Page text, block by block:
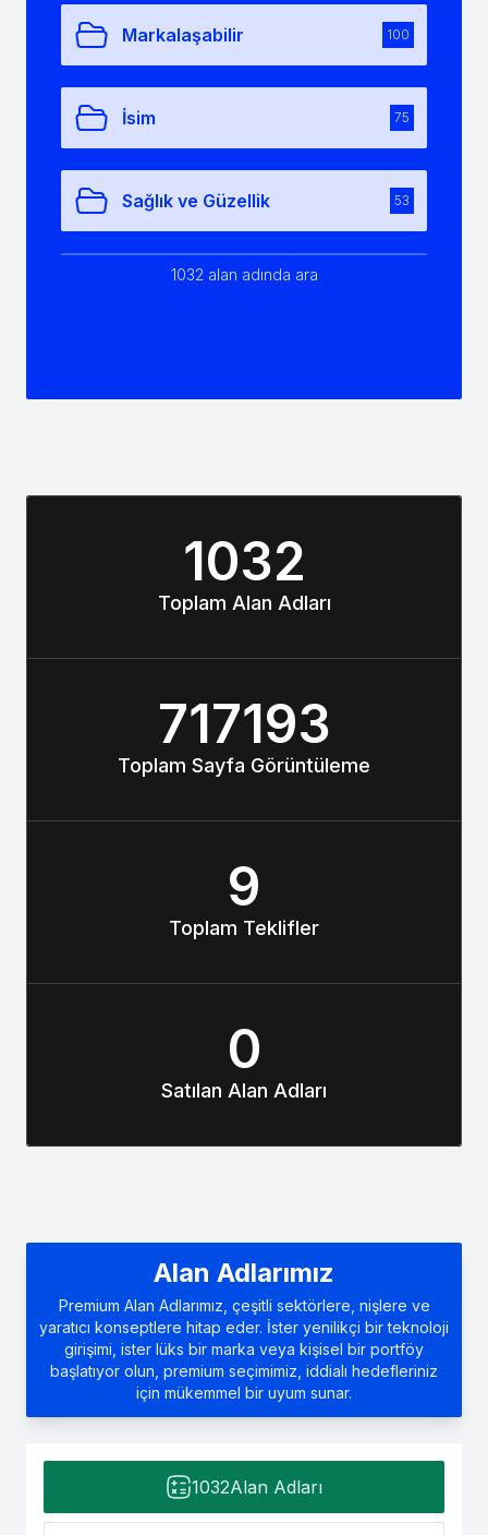
Markalaşabilir 100
İsim 75
Sağlık ve Güzellik 53
1032 alan adında ara
1032
Toplam Alan Adları
717193
Toplam Sayfa Görüntüleme
9
Toplam Teklifler
0
Satılan Alan Adları
Alan Adlarımız
Premium Alan Adlarımız, çeşitli sektörlere, nişlere ve
yaratıcı konseptlere hitap eder. İster yenilikçi bir teknoloji
girişimi, ister lüks bir marka veya kişisel bir portföy
başlatıyor olun, premium seçimimiz, iddialı hedefleriniz
için mükemmel bir uyum sunar.
1032Alan Adları